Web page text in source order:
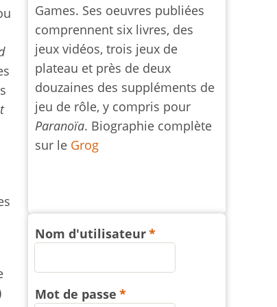
Games. Ses oeuvres publiées
comprennent six livres, des
jeux vidéos, trois jeux de
plateau et près de deux
douzaines des suppléments de
jeu de rôle, y compris pour
Paranoïa. Biographie complète
sur le Grog
Nom d'utilisateur
Mot de passe